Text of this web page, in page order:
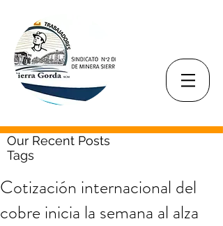
Our Recent Posts
Tags
Cotización internacional del
cobre inicia la semana al alza